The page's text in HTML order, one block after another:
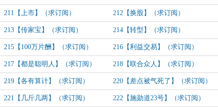
票） 阅）
211【上市】（求订阅） 212【换股】（求订阅）
213【传家宝】（求订阅） 214【转型】（求订阅）
215【100万片酬】（求订阅） 216【利益交易】（求订阅）
217【都是聪明人】（求订阅） 218【联合众人】（求订阅）
219【各有算计】（求订阅） 220【差点被气死了】（求订阅）
221【几斤几两】（求订阅） 222【施勋道23号】（求订阅）